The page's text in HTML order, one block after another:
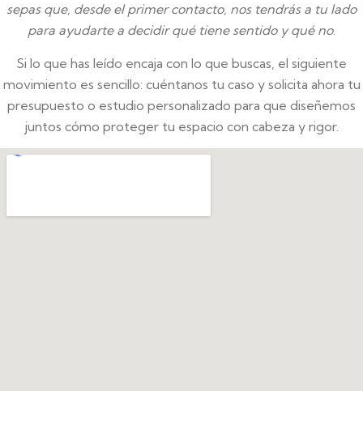
sepas que, desde el primer contacto, nos tendrás a tu lado
para ayudarte a decidir qué tiene sentido y qué no.
Si lo que has leído encaja con lo que buscas, el siguiente
movimiento es sencillo: cuéntanos tu caso y solicita ahora tu
presupuesto o estudio personalizado para que diseñemos
juntos cómo proteger tu espacio con cabeza y rigor.